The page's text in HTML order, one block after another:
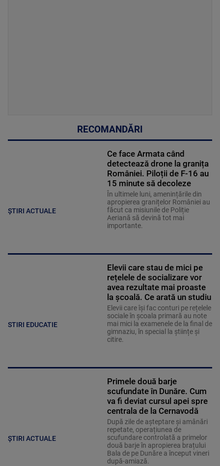
RECOMANDĂRI
ȘTIRI ACTUALE
Ce face Armata când
detectează drone la granița
României. Piloții de F-16 au
15 minute să decoleze
În ultimele luni, amenințările din
apropierea granițelor României au
făcut ca misiunile de Poliție
Aeriană să devină tot mai
importante.
STIRI EDUCATIE
Elevii care stau de mici pe
rețelele de socializare vor
avea rezultate mai proaste
la școală. Ce arată un studiu
Elevii care îşi fac conturi pe rețelele
sociale în școala primară au note
mai mici la examenele de la final de
gimnaziu, în special la științe și
citire.
ȘTIRI ACTUALE
Primele două barje
scufundate în Dunăre. Cum
va fi deviat cursul apei spre
centrala de la Cernavodă
După zile de așteptare și amânări
repetate, operațiunea de
scufundare controlată a primelor
două barje în apropierea brațului
Bala de pe Dunăre a început vineri
după-amiază.